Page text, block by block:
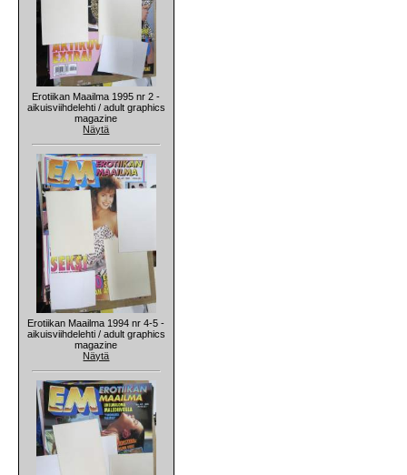
Erotiikan Maailma 1995 nr 2 -
aikuisviihdelehti / adult graphics
magazine
Näytä
Erotiikan Maailma 1994 nr 4-5 -
aikuisviihdelehti / adult graphics
magazine
Näytä